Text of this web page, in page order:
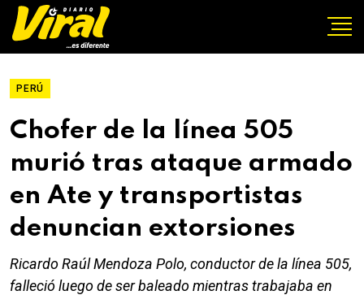
PERÚ
Chofer de la línea 505
murió tras ataque armado
en Ate y transportistas
denuncian extorsiones
Ricardo Raúl Mendoza Polo, conductor de la línea 505,
falleció luego de ser baleado mientras trabajaba en